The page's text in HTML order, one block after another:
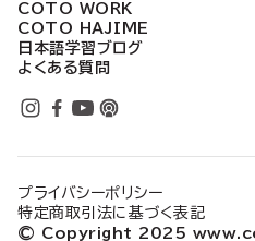
COTO WORK
COTO HAJIME
日本語学習ブログ
よくある質問
プライバシーポリシー
特定商取引法に基づく表記
© Copyright 2025